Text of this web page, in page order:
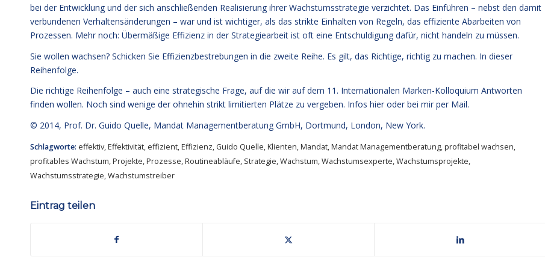
bei der Entwicklung und der sich anschließenden Realisierung ihrer Wachstumsstrategie verzichtet. Das Einführen – nebst den damit
verbundenen Verhaltensänderungen – war und ist wichtiger, als das strikte Einhalten von Regeln, das effiziente Abarbeiten von
Prozessen. Mehr noch: Übermäßige Effizienz in der Strategiearbeit ist oft eine Entschuldigung dafür, nicht handeln zu müssen.
Sie wollen wachsen? Schicken Sie Effizienzbestrebungen in die zweite Reihe. Es gilt, das Richtige, richtig zu machen. In dieser
Reihenfolge.
Die richtige Reihenfolge – auch eine strategische Frage, auf die wir auf dem 11. Internationalen Marken-Kolloquium Antworten
finden wollen. Noch sind wenige der ohnehin strikt limitierten Plätze zu vergeben. Infos hier oder bei mir per Mail.
© 2014, Prof. Dr. Guido Quelle, Mandat Managementberatung GmbH, Dortmund, London, New York.
Schlagworte: effektiv,Effektivität, effizient,Effizienz, Guido Quelle,Klienten,Mandat,Mandat Managementberatung,profitabel wachsen,
profitables Wachstum,Projekte,Prozesse,Routineabläufe, Strategie,Wachstum,Wachstumsexperte,Wachstumsprojekte,
Wachstumsstrategie,Wachstumstreiber
Eintrag teilen